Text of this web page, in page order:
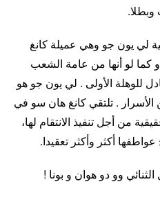
لي يون جو وهي عميلة كانغ
كما لو أنها من عامة الشعب
للوهلة الأولى . لي يون جو هو
. تلتقي كانغ هان سو في
من أجل تنفيذ الانتقام لها،
أكثر وأكثر تعقيدا.
وو دو هوان و بونا !